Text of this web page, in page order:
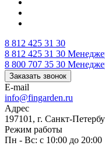
8 812 425 31 30
8 812 425 31 30
8 800 707 35 30
Заказать звонок
E-mail
info@fingarden.ru
Адрес
197101, г. Санкт-
Режим работы
Пн - Вс: с 10:00 до 20:00